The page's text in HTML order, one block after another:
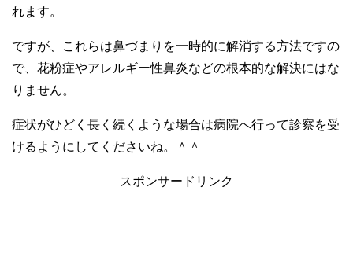
れます。
ですが、これらは鼻づまりを一時的に解消する方法ですの
で、花粉症やアレルギー性鼻炎などの根本的な解決にはな
りません。
症状がひどく長く続くような場合は病院へ行って診察を受
けるようにしてくださいね。＾＾
スポンサードリンク